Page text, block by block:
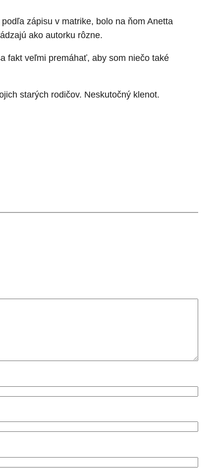
zápisu v matrike, bolo na ňom Anetta
ako autorku rôzne.
fakt veľmi premáhať, aby som niečo také
starých rodičov. Neskutočný klenot.